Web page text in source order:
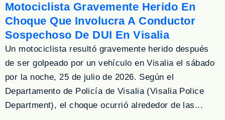
Motociclista Gravemente Herido En
Choque Que Involucra A Conductor
Sospechoso De DUI En Visalia
Un motociclista resultó gravemente herido después
de ser golpeado por un vehículo en Visalia el sábado
por la noche, 25 de julio de 2026. Según el
Departamento de Policía de Visalia (Visalia Police
Department), el choque ocurrió alrededor de las...